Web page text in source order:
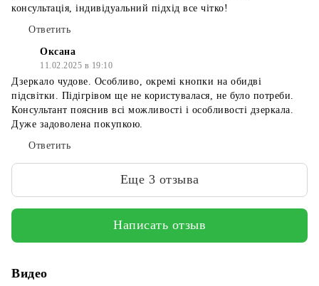
консультація, індивідуальний підхід все чітко!
Ответить
Оксана
11.02.2025 в 19:10
Дзеркало чудове. Особливо, окремі кнопки на обидві
підсвітки. Підігрівом ще не користувалася, не було потреби.
Консультант пояснив всі можливості і особливості дзеркала.
Дуже задоволена покупкою.
Ответить
Еще 3 отзыва
Написать отзыв
Видео